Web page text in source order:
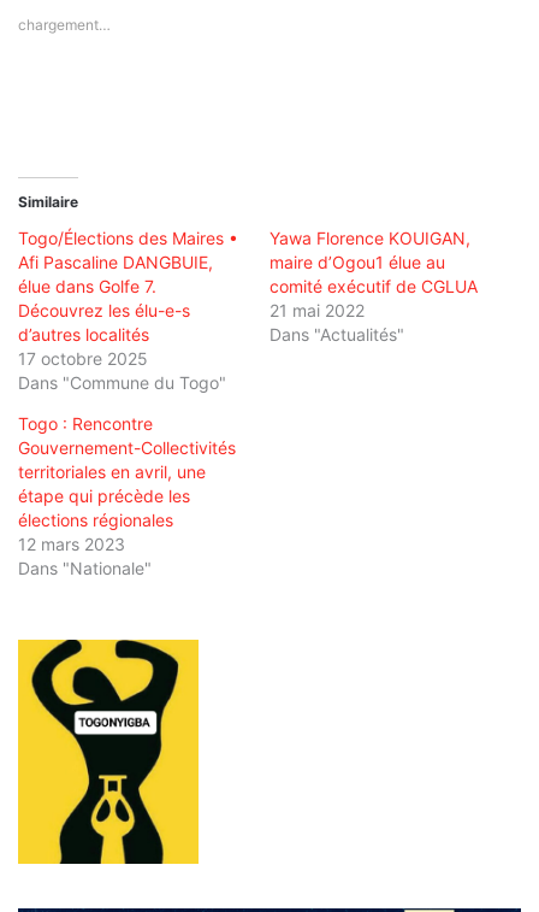
chargement…
Similaire
Togo/Élections des Maires •
Afi Pascaline DANGBUIE,
élue dans Golfe 7.
Découvrez les élu-e-s
d’autres localités
17 octobre 2025
Dans "Commune du Togo"
Yawa Florence KOUIGAN,
maire d’Ogou1 élue au
comité exécutif de CGLUA
21 mai 2022
Dans "Actualités"
Togo : Rencontre
Gouvernement-Collectivités
territoriales en avril, une
étape qui précède les
élections régionales
12 mars 2023
Dans "Nationale"